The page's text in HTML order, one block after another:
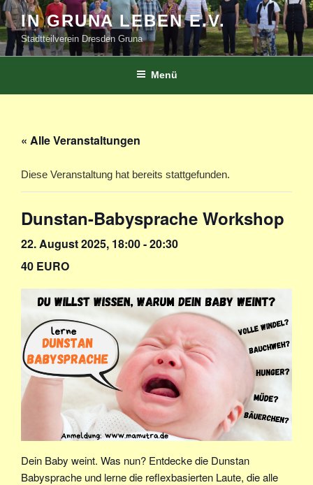
Zum
Inhalt
springen
IN GRUNA LEBEN E.V.
Stadtteilverein Dresden Gruna
Menü
« Alle Veranstaltungen
Diese Veranstaltung hat bereits stattgefunden.
Dunstan-Babysprache Workshop
22. August 2025, 18:00-20:30
40 EURO
Dein Baby weint. Was nun? Entdecke die Dunstan
Babysprache und lerne die reflexbasierten Laute, die alle